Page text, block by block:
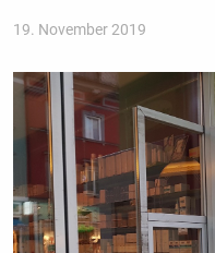
19. November 2019